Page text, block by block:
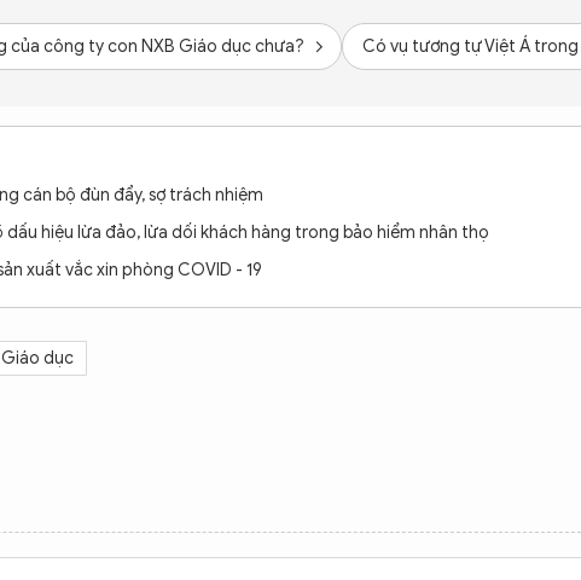
của công ty con NXB Giáo dục chưa? Có vụ tương tự Việt Á trong
cán bộ đùn đẩy, sợ trách nhiệm
hiệu lừa đảo, lừa dối khách hàng trong bảo hiểm nhân thọ
xuất vắc xin phòng COVID - 19
dục